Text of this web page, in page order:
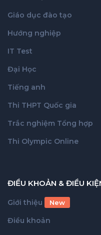
Giáo dục đào tạo
Hướng nghiệp
IT Test
Đại Học
Tiếng anh
Thi THPT Quốc gia
Trắc nghiệm Tổng hợp
Thi Olympic Online
ĐIỀU KHOẢN & ĐIỀU
Giới thiệu New
Điều khoản